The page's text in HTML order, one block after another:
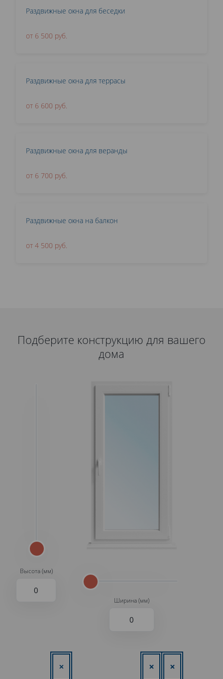
Раздвижные окна для беседки
от 6 500 руб.
Раздвижные окна для террасы
от 6 600 руб.
Раздвижные окна для веранды
от 6 700 руб.
Раздвижные окна на балкон
от 4 500 руб.
Подберите конструкцию для вашего
дома
Высота (мм)
Ширина (мм)